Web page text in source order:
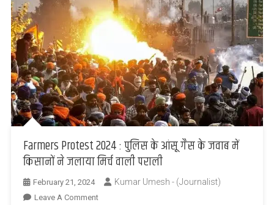
Farmers Protest 2024 : पुलिस के आंसू गैस के जवाब में
किसानों ने जलाया मिर्च वाली पराली
February 21, 2024 Kumar Umesh - (Journalist)
Leave A CommentOn